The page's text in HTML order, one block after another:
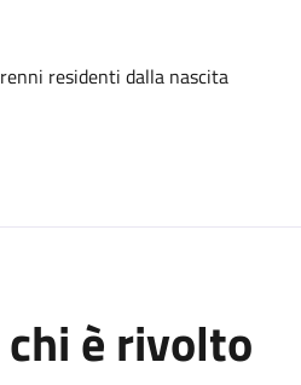
residenti dalla nascita
è rivolto